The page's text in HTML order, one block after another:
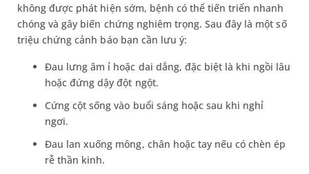
không được phát hiện sớm, bệnh có thể tiến triển nhanh
chóng và gây biến chứng nghiêm trọng. Sau đây là một số
triệu chứng cảnh báo bạn cần lưu ý:
Đau lưng âm ỉ hoặc dai dẳng, đặc biệt là khi ngồi lâu
hoặc đứng dậy đột ngột.
Cứng cột sống vào buổi sáng hoặc sau khi nghỉ
ngơi.
Đau lan xuống mông, chân hoặc tay nếu có chèn ép
rễ thần kinh.